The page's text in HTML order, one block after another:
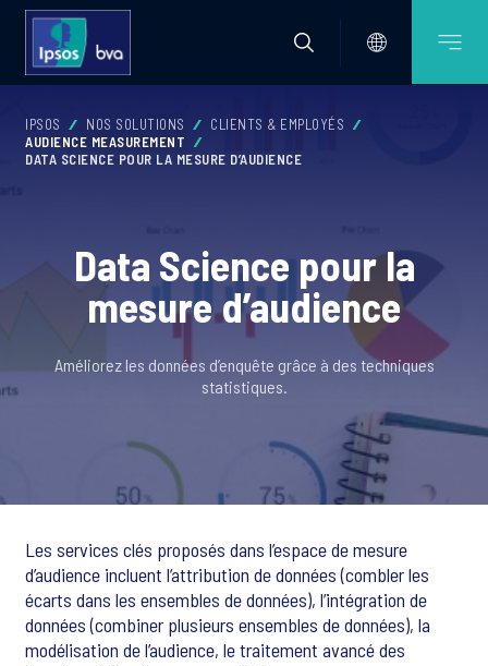
IPSOS NOS SOLUTIONS
CLIENTS & EMPLOYÉS
AUDIENCE MEASUREMENT
DATA SCIENCE POUR LA MESURE D’AUDIENCE
Data Science pour la
mesure d’audience
Améliorez les données d’enquête grâce à des techniques
statistiques.
Les services clés proposés dans l’espace de mesure
d’audience incluent l’attribution de données (combler les
écarts dans les ensembles de données), l’intégration de
données (combiner plusieurs ensembles de données), la
modélisation de l’audience, le traitement avancé des